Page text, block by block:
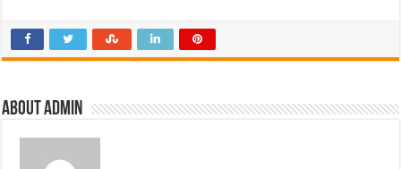
About admin